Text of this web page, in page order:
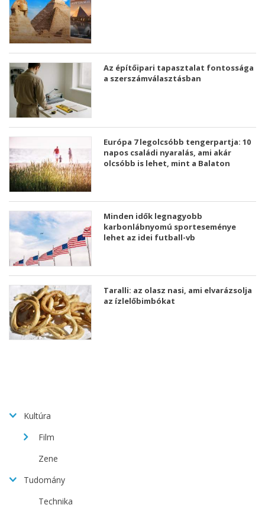
Az építőipari tapasztalat fontossága
a szerszámválasztásban
Európa 7 legolcsóbb tengerpartja: 10
napos családi nyaralás, ami akár
olcsóbb is lehet, mint a Balaton
Minden idők legnagyobb
karbonlábnyomú sporteseménye
lehet az idei futball-vb
Taralli: az olasz nasi, ami elvarázsolja
az ízlelőbimbókat
Kultúra
Film
Zene
Tudomány
Technika